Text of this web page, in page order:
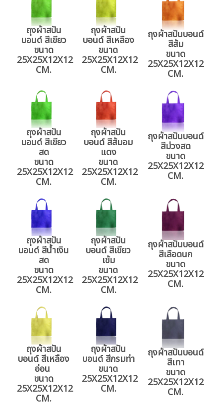
ถุงผ้าสปัน
บอนด์ สีเขียว
ขนาด
25X25X12X12
CM.
ถุงผ้าสปัน
บอนด์ สีเหลือง
ขนาด
25X25X12X12
CM.
ถุงผ้าสปันบอนด์
สีส้ม
ขนาด
25X25X12X12
CM.
ถุงผ้าสปัน
บอนด์ สีเขียว
สด
ขนาด
25X25X12X12
CM.
ถุงผ้าสปัน
บอนด์ สีส้มอม
แดง
ขนาด
25X25X12X12
CM.
ถุงผ้าสปันบอนด์
สีม่วงสด
ขนาด
25X25X12X12
CM.
ถุงผ้าสปัน
บอนด์ สีน้ำเงิน
สด
ขนาด
25X25X12X12
CM.
ถุงผ้าสปัน
บอนด์ สีเขียว
เข้ม
ขนาด
25X25X12X12
CM.
ถุงผ้าสปันบอนด์
สีเลือดนก
ขนาด
25X25X12X12
CM.
ถุงผ้าสปัน
บอนด์ สีเหลือง
อ่อน
ขนาด
25X25X12X12
CM.
ถุงผ้าสปัน
บอนด์ สีกรมท่า
ขนาด
25X25X12X12
CM.
ถุงผ้าสปันบอนด์
สีเทา
ขนาด
25X25X12X12
CM.